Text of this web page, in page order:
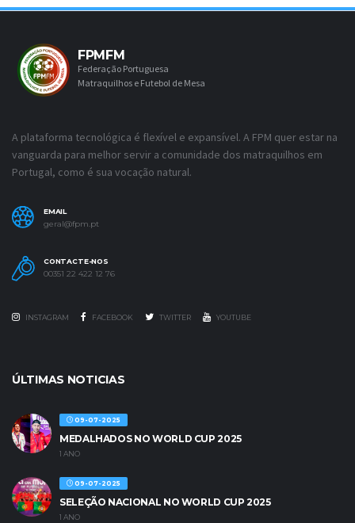
FPMFM
Federação Portuguesa
Matraquilhos e Futebol de Mesa
A plataforma tecnológica é flexível e expansível. A FPM quer estar na
vanguarda para melhor servir a comunidade dos matraquilhos em
Portugal, como é sua vocação natural.
EMAIL
geral@fpm.pt
CONTACTE-NOS
00351 22 422 12 76
INSTAGRAM FACEBOOK TWITTER YOUTUBE
ÚLTIMAS NOTICIAS
09-07-2025
MEDALHADOS NO WORLD CUP 2025
1 ANO
09-07-2025
SELEÇÃO NACIONAL NO WORLD CUP 2025
1 ANO